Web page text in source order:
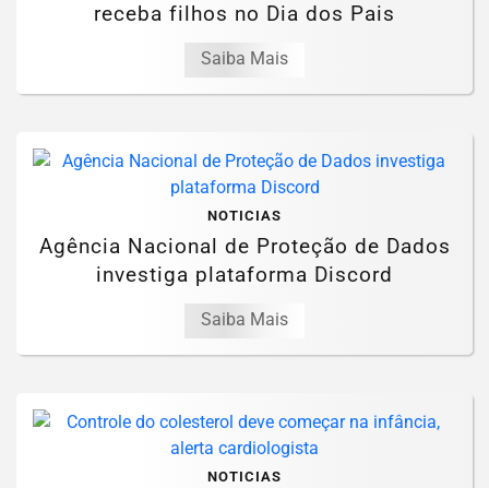
receba filhos no Dia dos Pais
Saiba Mais
NOTICIAS
Agência Nacional de Proteção de Dados
investiga plataforma Discord
Saiba Mais
NOTICIAS